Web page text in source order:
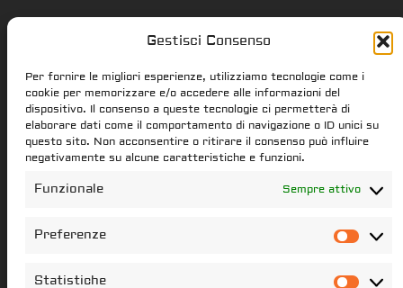
Gestisci Consenso
Per fornire le migliori esperienze, utilizziamo tecnologie come i
cookie per memorizzare e/o accedere alle informazioni del
dispositivo. Il consenso a queste tecnologie ci permetterà di
elaborare dati come il comportamento di navigazione o ID unici su
questo sito. Non acconsentire o ritirare il consenso può influire
negativamente su alcune caratteristiche e funzioni.
Funzionale Sempre attivo
Preferenze
Statistiche
Star Citizen.it
star-citizen.it is a Star Citizen fan
website. Star Citizen and Squadron42
trademarks are the properties of the
content of this website that have not